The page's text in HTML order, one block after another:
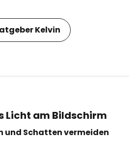
Kelvin
Licht am Bildschirm
und Schatten vermeiden